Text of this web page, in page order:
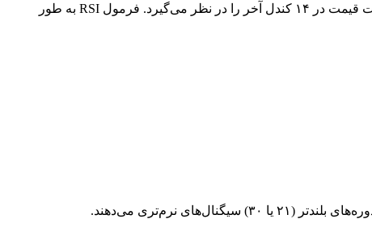
RSI یک اسیلاتور عددی است که معمولاً بین ۰ تا ۱۰۰ نوسان می‌کند. مقدار پیش‌فرض دوره (Period) در اکثر پلتفرم‌ها ۱۴ است؛ یعنی تغییرات قیمت در ۱۴ کندل آخر را در نظر می‌گیرد. فرمول RSI به طور